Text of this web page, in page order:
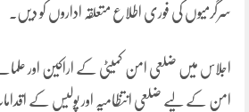
سرگرمیوں کی فوری اطلاع متعلقہ اداروں کو دیں۔
اجلاس میں ضلعی امن کمیٹی کے اراکین اور
امن کے لیے ضلعی انتظامیہ اور پولیس کے